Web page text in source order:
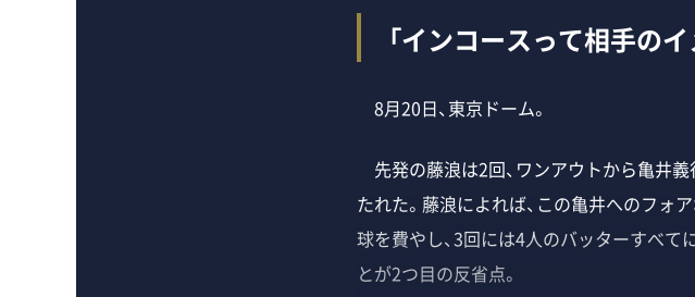
「インコースって相手の
8月20日、東京ドーム。
先発の藤浪は2回、ワンアウトから亀井
たれた。藤浪によれば、この亀井へのフォ
球を費やし、3回には4人のバッターすべて
とが2つ目の反省点。